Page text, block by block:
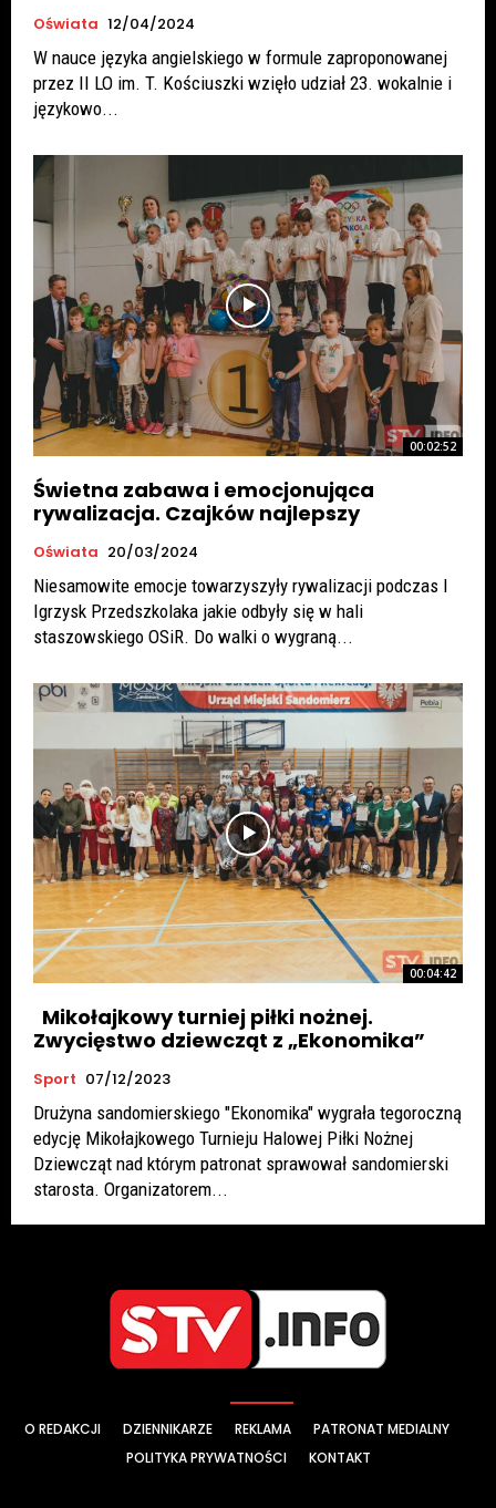
Oświata 12/04/2024
W nauce języka angielskiego w formule zaproponowanej
przez II LO im. T. Kościuszki wzięło udział 23. wokalnie i
językowo...
00:02:52
Świetna zabawa i emocjonująca
rywalizacja. Czajków najlepszy
Oświata 20/03/2024
Niesamowite emocje towarzyszyły rywalizacji podczas I
Igrzysk Przedszkolaka jakie odbyły się w hali
staszowskiego OSiR. Do walki o wygraną...
00:04:42
Mikołajkowy turniej piłki nożnej.
Zwycięstwo dziewcząt z „Ekonomika”
Sport 07/12/2023
Drużyna sandomierskiego "Ekonomika" wygrała tegoroczną
edycję Mikołajkowego Turnieju Halowej Piłki Nożnej
Dziewcząt nad którym patronat sprawował sandomierski
starosta. Organizatorem...
O REDAKCJI DZIENNIKARZE REKLAMA
PATRONAT MEDIALNY
POLITYKA PRYWATNOŚCI
KONTAKT